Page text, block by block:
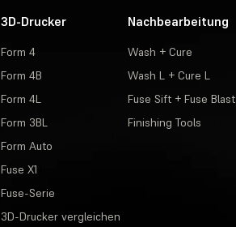
3D-Drucker
Form 4
Form 4B
Form 4L
Form 3BL
Form Auto
Fuse X1
Fuse-Serie
3D-Drucker vergleichen
Nachbearbeitung
Wash + Cure
Wash L + Cure L
Fuse Sift + Fuse Blast
Finishing Tools